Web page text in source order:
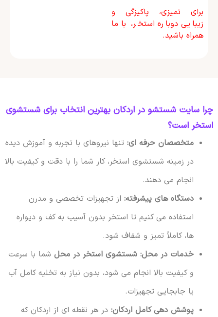
برای تمیزی، پاکیزگی و
زیبایی دوباره استخر، با ما
همراه باشید.
چرا سایت شستشو در اردکان بهترین انتخاب برای شستشوی
استخر است؟
متخصصان حرفه ای:تنها نیروهای با تجربه و آموزش دیده
در زمینه شستشوی استخر، کار شما را با دقت و کیفیت بالا
انجام می دهند.
دستگاه های پیشرفته:از تجهیزات تخصصی و مدرن
استفاده می کنیم تا استخر بدون آسیب به کف و دیواره
ها، کاملاً تمیز و شفاف شود.
خدمات در محل: شستشوی استخر در محلشما با سرعت
و کیفیت بالا انجام می شود، بدون نیاز به تخلیه کامل آب
یا جابجایی تجهیزات.
پوشش دهی کامل اردکان:در هر نقطه ای از اردکان که